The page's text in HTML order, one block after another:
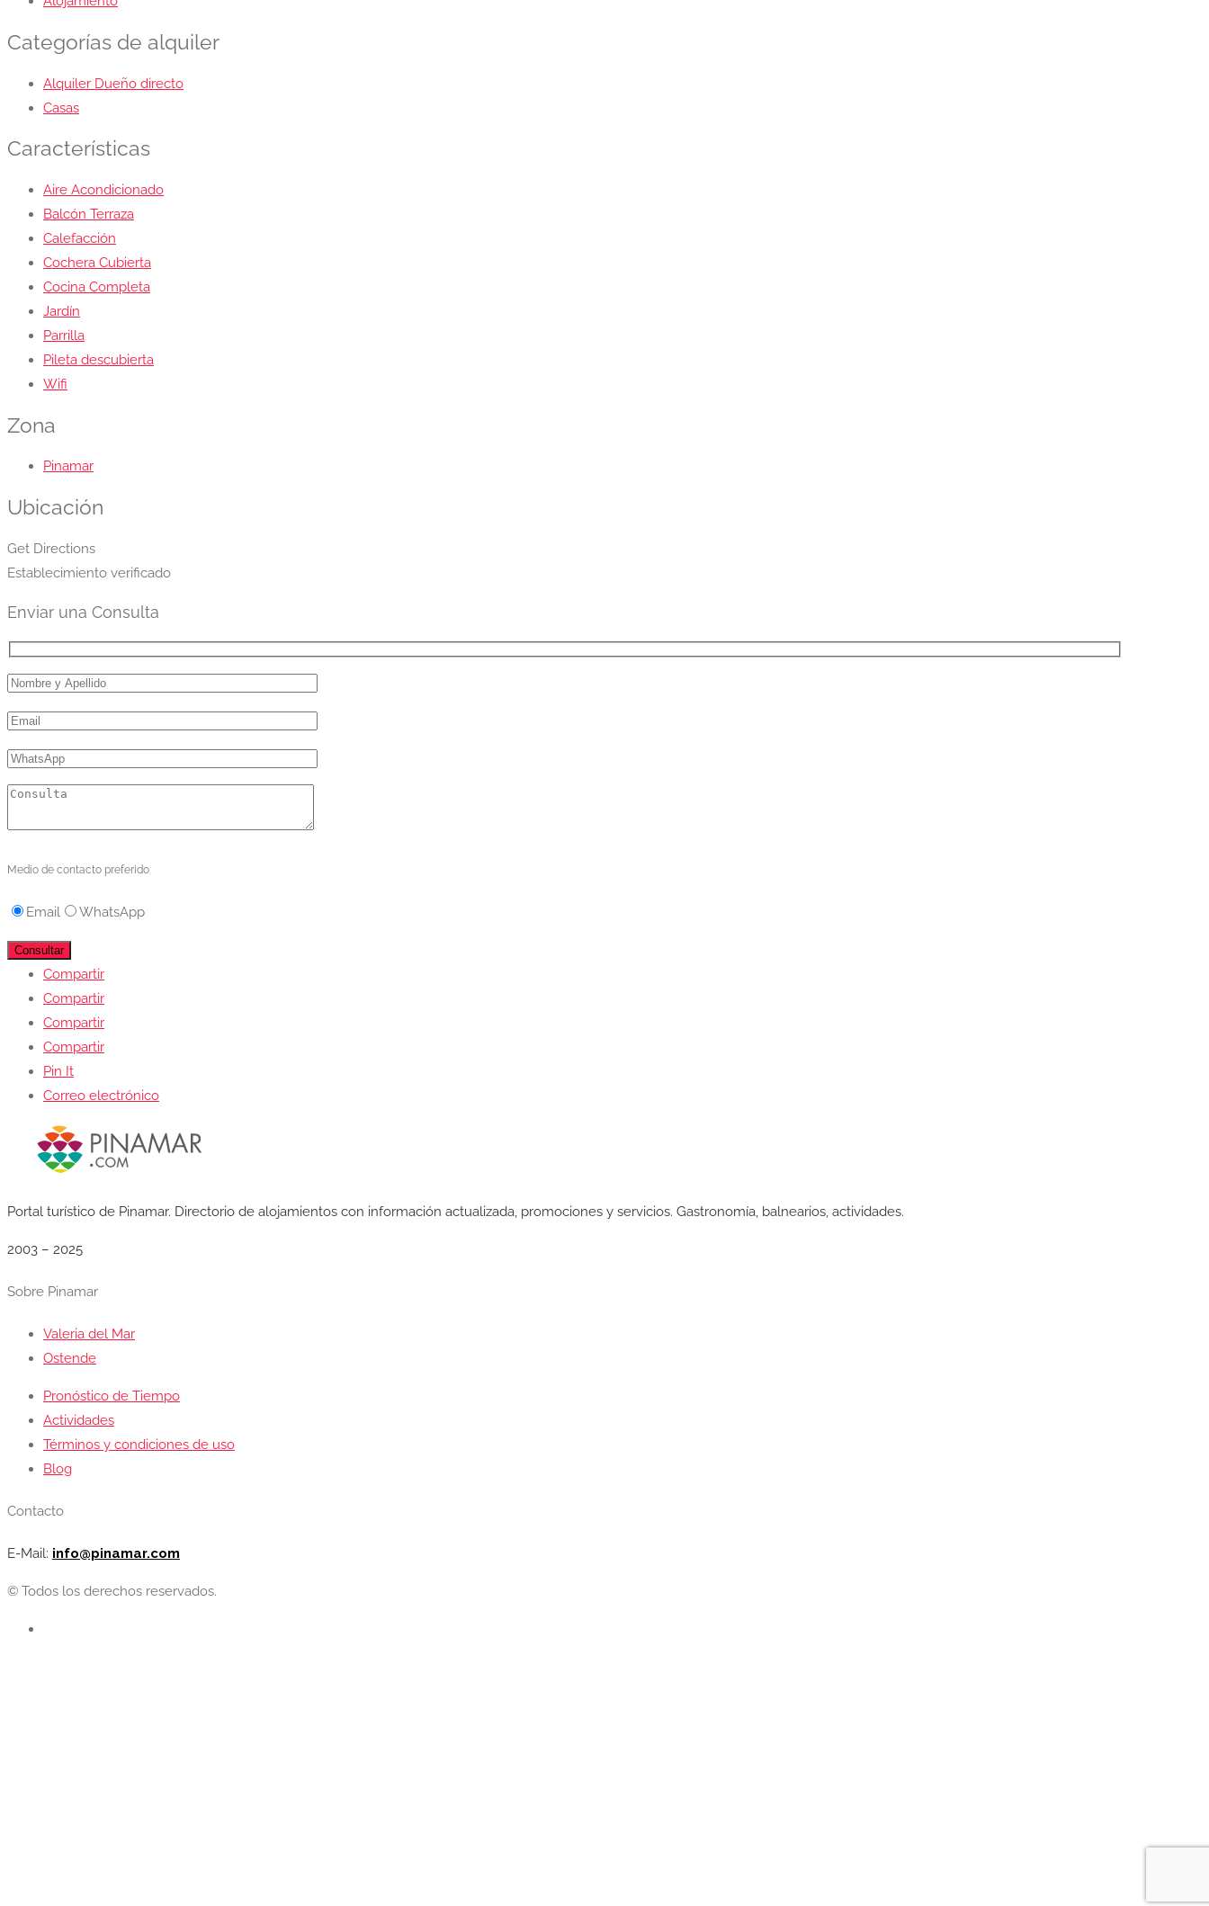
Categorías de alquiler
Alquiler Dueño directo
Casas
Características
Aire Acondicionado
Balcón Terraza
Calefacción
Cochera Cubierta
Cocina Completa
Jardín
Parrilla
Pileta descubierta
Wifi
Zona
Pinamar
Ubicación
Get Directions
Establecimiento verificado
Enviar una Consulta
Medio de contacto preferido
Email WhatsApp
Compartir
Compartir
Compartir
Compartir
Pin It
Correo electrónico
Portal turístico de Pinamar. Directorio de alojamientos con información actualizada, promociones y servicios. Gastronomía, balnearios, actividades.
2003 – 2025
Sobre Pinamar
Valeria del Mar
Ostende
Pronóstico de Tiempo
Actividades
Términos y condiciones de uso
Blog
Contacto
E-Mail: info@pinamar.com
© Todos los derechos reservados.